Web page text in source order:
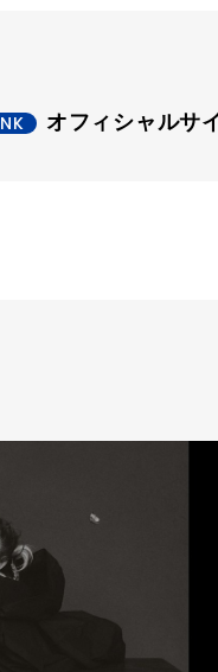
オフィシャルサ